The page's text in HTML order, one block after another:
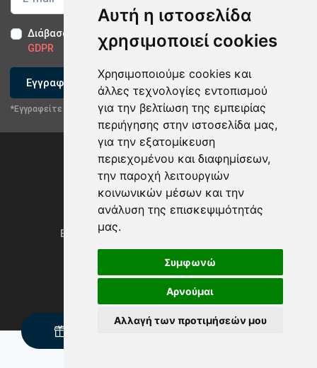
Αυτή η ιστοσελίδα
χρησιμοποιεί cookies
Χρησιμοποιούμε cookies και
άλλες τεχνολογίες εντοπισμού
για την βελτίωση της εμπειρίας
περιήγησης στην ιστοσελίδα μας,
για την εξατομίκευση
περιεχομένου και διαφημίσεων,
την παροχή λειτουργιών
κοινωνικών μέσων και την
ανάλυση της επισκεψιμότητάς
μας.
Συμφωνώ
Αρνούμαι
Αλλαγή των προτιμήσεών μου
Ζητήστε Δείγμα
Διάβασα και αποδέχομαι τους Όρους Χρήσης -
Δήλωση
GDPR
Εγγραφείτε
*Εγγραφείτε στο newsletter μας
Privacy Policy & GDPR
Ενημέρωση προτιμήσεων των cookies
Powered byrmi.gr